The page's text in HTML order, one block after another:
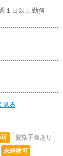
１日以上勤務
見る
可
資格手当あり
未経験可